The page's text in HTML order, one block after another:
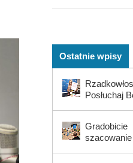
Ostatnie wpisy
Posłuchaj